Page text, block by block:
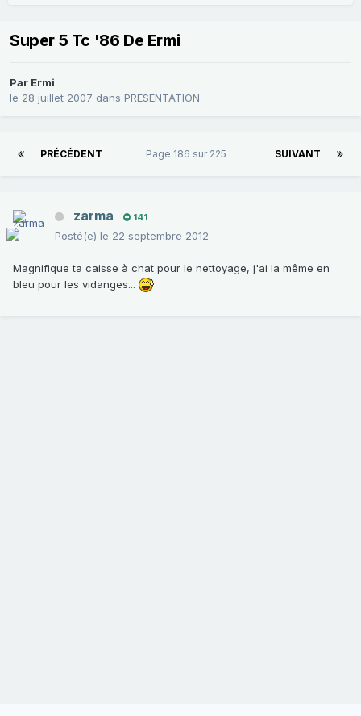
Super 5 Tc '86 De Ermi
Par Ermi
le 28 juillet 2007 dans PRESENTATION
PRÉCÉDENT SUIVANT
Page 186 sur 225
zarma 141
Posté(e) le 22 septembre 2012
Magnifique ta caisse à chat pour le nettoyage, j'ai la même en
bleu pour les vidanges...